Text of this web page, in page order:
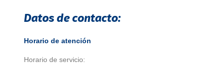
Datos de contacto:
Horario de atención
Horario de servicio: